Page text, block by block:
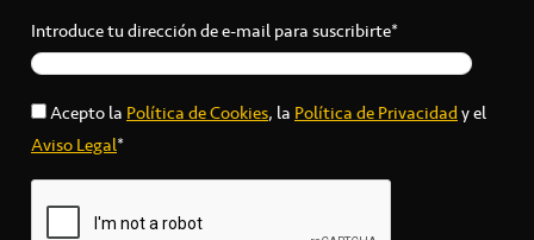
Introduce tu dirección de e-mail para suscribirte*
Acepto laPolítica de Cookies, laPolítica de Privacidady el
Aviso Legal*